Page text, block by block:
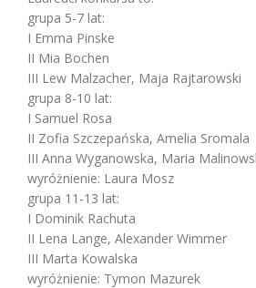
grupa 5-7 lat:
I Emma Pinske
II Mia Bochen
III Lew Malzacher, Maja Rajtarowski
grupa 8-10 lat:
I Samuel Rosa
II Zofia Szczepańska, Amelia Sromala
III Anna Wyganowska, Maria
wyróżnienie: Laura Mosz
grupa 11-13 lat:
I Dominik Rachuta
II Lena Lange, Alexander Wimmer
III Marta Kowalska
wyróżnienie: Tymon Mazurek